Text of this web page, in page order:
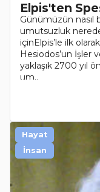
Elpis'ten
Günümüzün nasıl
umutsuzluk
içinElpis’le ilk
Hesiodos’un İşler
yaklaşık 2700 yıl
um..
Hayat
İnsan